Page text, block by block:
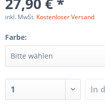
inkl. MwSt. Kostenloser Versand
Farbe:
In